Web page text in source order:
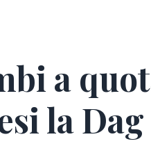
a
la